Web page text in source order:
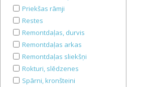
Priekšas rāmji
Restes
Remontdaļas, durvis
Remontdaļas arkas
Remontdaļas sliekšņi
Rokturi, slēdzenes
Spārni, kronšteini